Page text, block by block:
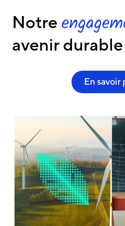
Notre
avenir
En savoir